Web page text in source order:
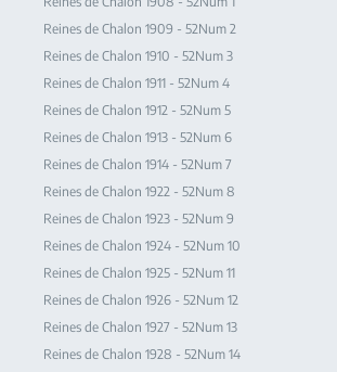
Reines de Chalon 1909 - 52Num 2
Reines de Chalon 1910 - 52Num 3
Reines de Chalon 1911 - 52Num 4
Reines de Chalon 1912 - 52Num 5
Reines de Chalon 1913 - 52Num 6
Reines de Chalon 1914 - 52Num 7
Reines de Chalon 1922 - 52Num 8
Reines de Chalon 1923 - 52Num 9
Reines de Chalon 1924 - 52Num 10
Reines de Chalon 1925 - 52Num 11
Reines de Chalon 1926 - 52Num 12
Reines de Chalon 1927 - 52Num 13
Reines de Chalon 1928 - 52Num 14